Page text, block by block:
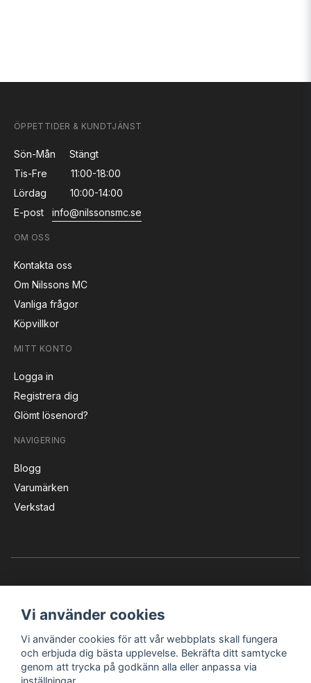
ÖPPETTIDER & KUNDTJÄNST
Sön-Mån
Stängt
Tis-Fre
11:00-18:00
Lördag
10:00-14:00
E-post
info@nilssonsmc.se
OM OSS
Kontakta oss
Om Nilssons MC
Vanliga frågor
Köpvillkor
MITT KONTO
Logga in
Registrera dig
Glömt lösenord?
NAVIGERING
Blogg
Varumärken
Verkstad
Instagram Facebook YouTube
Vi använder cookies
Vi använder cookies för att vår webbplats skall fungera
och erbjuda dig bästa upplevelse. Bekräfta ditt samtycke
genom att trycka på godkänn alla eller anpassa via
inställningar